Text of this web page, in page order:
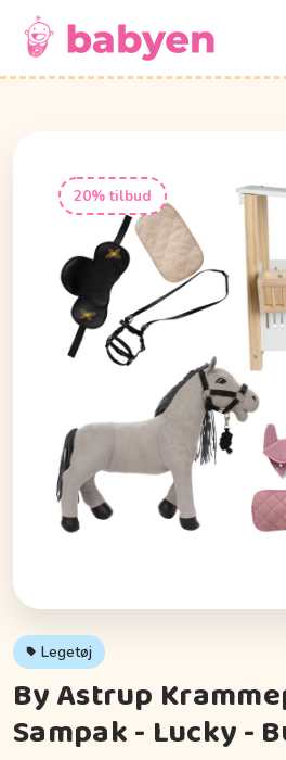
20% tilbud
Legetøj
By Astrup
Sampak - Lucky -